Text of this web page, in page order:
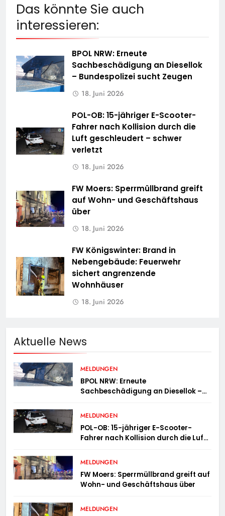
Das könnte Sie auch
interessieren:
BPOL NRW: Erneute
Sachbeschädigung an Diesellok
– Bundespolizei sucht Zeugen
18. Juni 2026
POL-OB: 15-jähriger E-Scooter-
Fahrer nach Kollision durch die
Luft geschleudert – schwer
verletzt
18. Juni 2026
FW Moers: Sperrmüllbrand greift
auf Wohn- und Geschäftshaus
über
18. Juni 2026
FW Königswinter: Brand in
Nebengebäude: Feuerwehr
sichert angrenzende
Wohnhäuser
18. Juni 2026
Aktuelle News
MELDUNGEN
BPOL NRW: Erneute
Sachbeschädigung an Diesellok –
MELDUNGEN
POL-OB: 15-jähriger E-Scooter-
Fahrer nach Kollision durch die Luft
MELDUNGEN
FW Moers: Sperrmüllbrand greift auf
Wohn- und Geschäftshaus über
MELDUNGEN